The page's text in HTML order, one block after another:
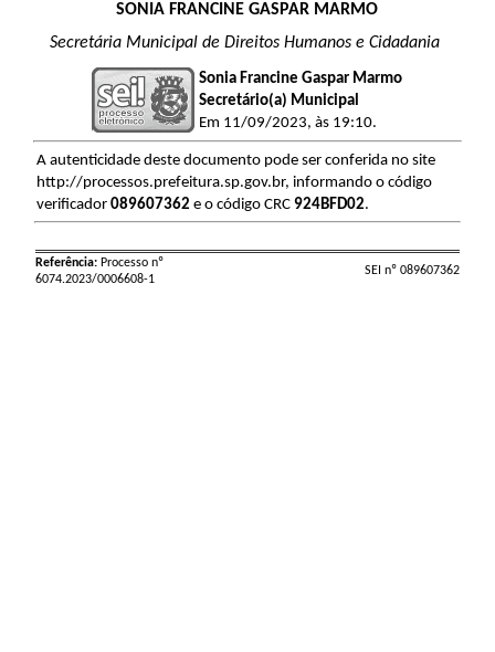
SONIA FRANCINE GASPAR MARMO
Secretária Municipal de Direitos Humanos e Cidadania
Sonia Francine Gaspar Marmo
Secretário(a) Municipal
Em 11/09/2023, às 19:10.
A autenticidade deste documento pode ser conferida no site
http://processos.prefeitura.sp.gov.br, informando o código
verificador 089607362 e o código CRC 924BFD02.
Referência:Processo nº
6074.2023/0006608-1
SEI nº 089607362